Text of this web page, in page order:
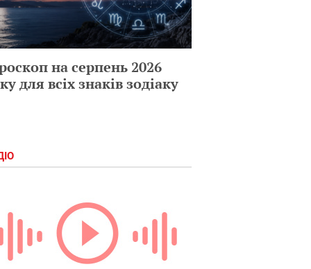
на серпень 2026
для всіх знаків зодіаку